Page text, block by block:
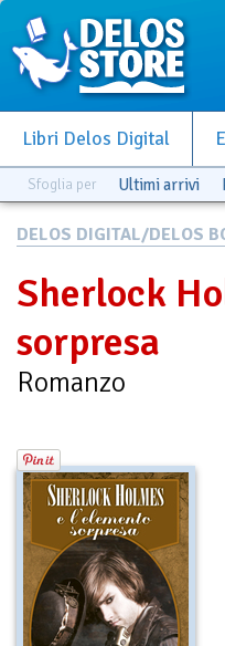
Libri Delos Digital
Sfoglia per Ultimi arrivi
DELOS DIGITAL/DELOS
Sherlock
sorpresa
Romanzo